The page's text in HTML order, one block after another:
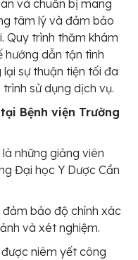
và chuẩn bị mang
tâm lý và đảm bảo
Quy trình thăm khám
hướng dẫn tận tình
sự thuận tiện tối đa
sử dụng dịch vụ.
Bệnh viện Trường
những giảng viên
Đại học Y Dược Cần
đảm bảo độ chính xác
và xét nghiệm.
niêm yết công